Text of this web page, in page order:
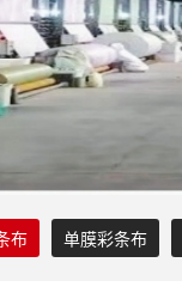
布 单膜彩条布